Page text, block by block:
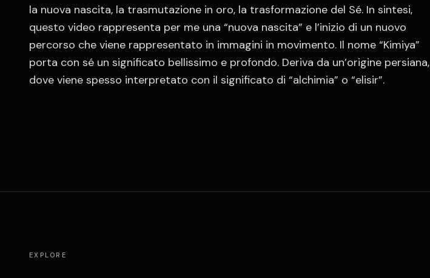
la nuova nascita, la trasmutazione in oro, la trasformazione del Sé. In sintesi,
questo video rappresenta per me una “nuova nascita” e l’inizio di un nuovo
percorso che viene rappresentato in immagini in movimento. Il nome “Kimiya”
porta con sé un significato bellissimo e profondo. Deriva da un’origine persiana,
dove viene spesso interpretato con il significato di “alchimia” o “elisir”.
EXPLORE